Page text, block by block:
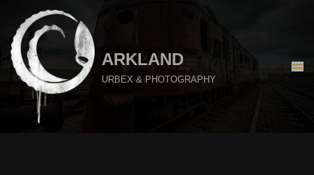
Aller
au
contenu
ARKLAND
URBEX & PHOTOGRAPHY